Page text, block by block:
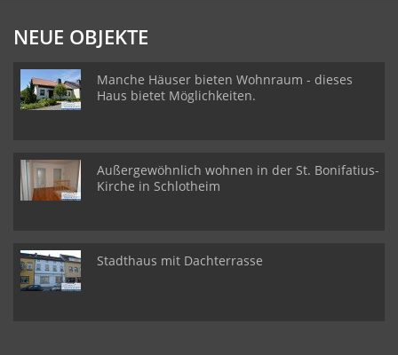
NEUE OBJEKTE
Manche Häuser bieten Wohnraum - dieses
Haus bietet Möglichkeiten.
Außergewöhnlich wohnen in der St. Bonifatius-
Kirche in Schlotheim
Stadthaus mit Dachterrasse